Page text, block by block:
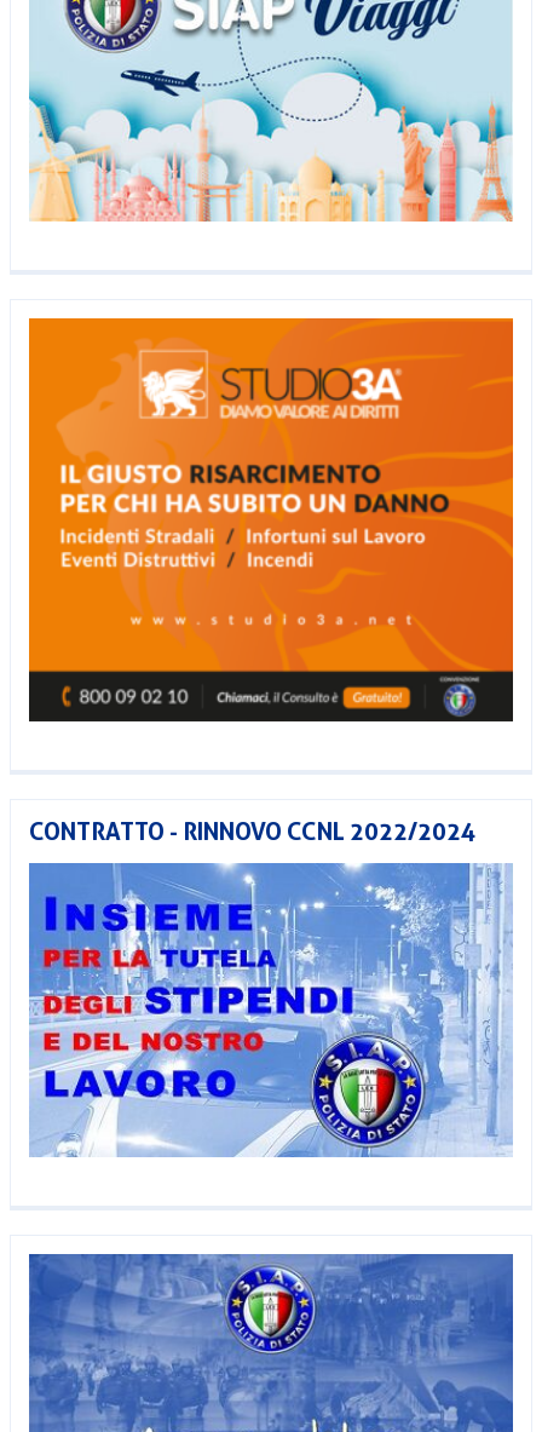
CONTRATTO - RINNOVO CCNL 2022/2024